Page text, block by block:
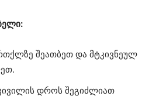
შეათბეთ და მტკივნეულ
დროს შეგიძლიათ